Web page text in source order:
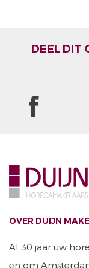
DEEL DIT
OVER DUIJN
Al 30 jaar uw
en om